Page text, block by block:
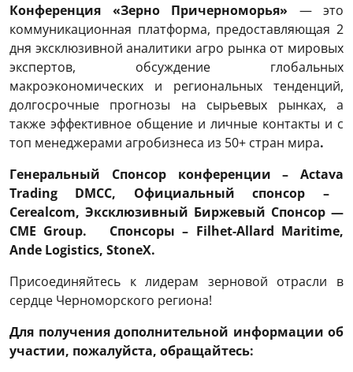
Конференция «Зерно Причерноморья» — это
коммуникационная платформа, предоставляющая 2
дня эксклюзивной аналитики агро рынка от мировых
экспертов, обсуждение глобальных
макроэкономических и региональных тенденций,
долгосрочные прогнозы на сырьевых рынках, а
также эффективное общение и личные контакты и с
топ менеджерами агробизнеса из 50+ стран мира.
Генеральный Спонсор конференции – Actava
Trading DMCC, Официальный спонсор –
Cerealcom, Эксклюзивный Биржевый Спонсор —
CME Group. Спонсоры – Filhet-Allard Maritime,
Ande Logistics, StoneX.
Присоединяйтесь к лидерам зерновой отрасли в
сердце Черноморского региона!
Для получения дополнительной информации об
участии, пожалуйста, обращайтесь: